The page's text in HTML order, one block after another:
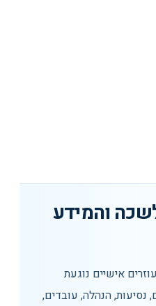
והמידע
אישיים נוגעת
נסיעות, הנהלה, עובדים,